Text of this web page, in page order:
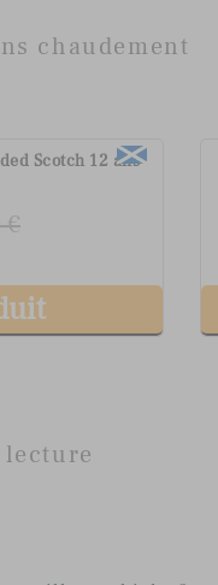
chaudement
Scotch 12 ans
€